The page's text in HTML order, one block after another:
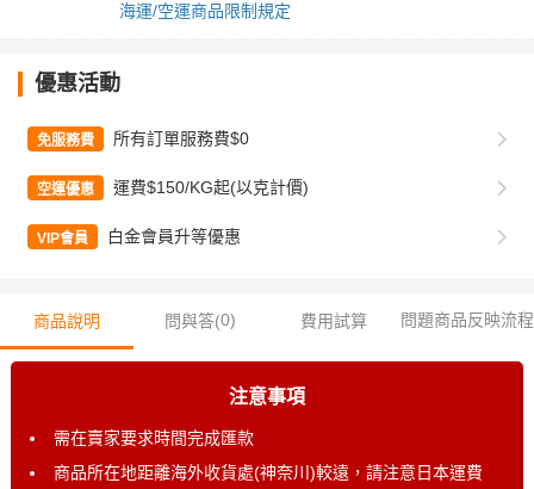
海運/空運商品限制規定
優惠活動
免服務費 所有訂單服務費$0
空運優惠 運費$150/KG起(以克計價)
VIP會員 白金會員升等優惠
商品說明 問與答(0) 費用試算 問題商品反映流程
注意事項
需在賣家要求時間完成匯款
商品所在地距離海外收貨處(神奈川)較遠，請注意日本運費